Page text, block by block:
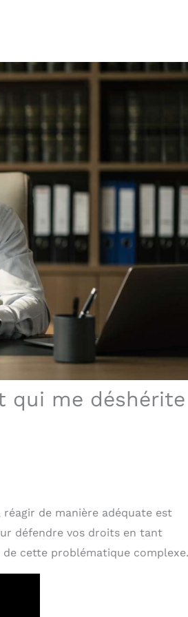
qui me déshérite
de manière adéquate est
défendre vos droits en tant
cette problématique complexe.